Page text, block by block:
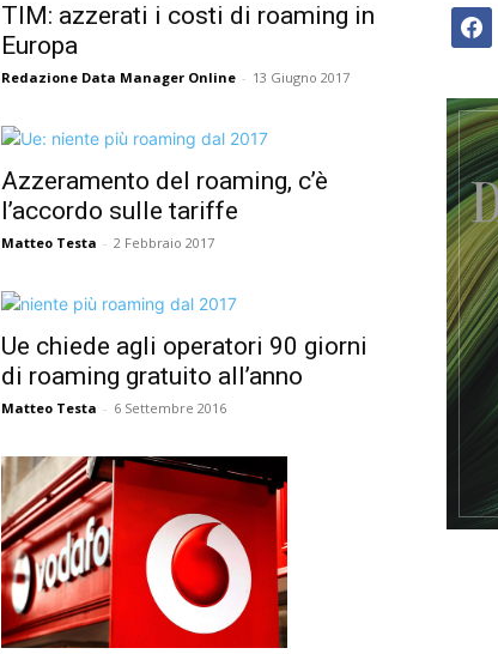
TIM: azzerati i costi di roaming in
Europa
Redazione Data Manager Online - 13 Giugno 2017
Azzeramento del roaming, c’è
l’accordo sulle tariffe
Matteo Testa - 2 Febbraio 2017
Ue chiede agli operatori 90 giorni
di roaming gratuito all’anno
Matteo Testa - 6 Settembre 2016